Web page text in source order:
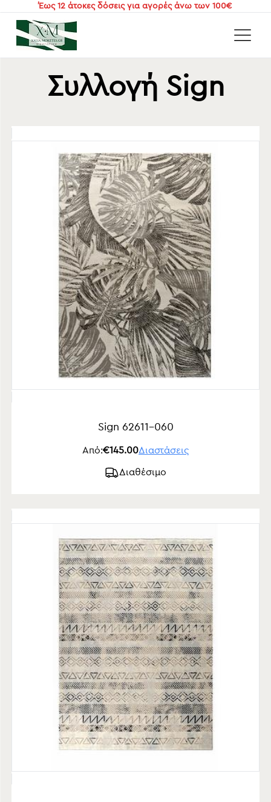
Έως 12 άτοκες δόσεις για αγορές άνω των 100€
Αρχική Συλλογή Sign
Συλλογή Sign
Sign 62611-060
Από:€145.00Διαστάσεις
Διαθέσιμο